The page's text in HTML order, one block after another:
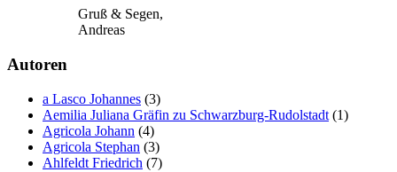
Gruß & Segen,
Andreas
Autoren
a Lasco Johannes (3)
Aemilia Juliana Gräfin zu Schwarzburg-Rudolstadt (1)
Agricola Johann (4)
Agricola Stephan (3)
Ahlfeldt Friedrich (7)